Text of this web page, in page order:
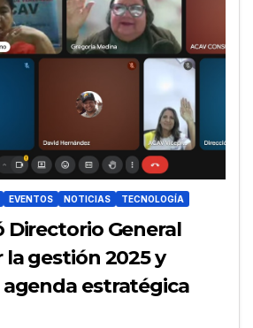
EVENTOS NOTICIAS TECNOLOGÍA
Directorio General
la gestión 2025 y
estratégica